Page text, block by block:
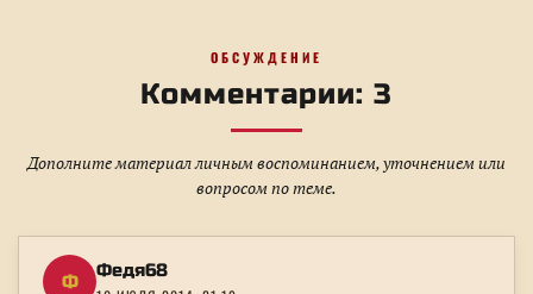
ОБСУЖДЕНИЕ
Комментарии: 3
Дополните материал личным воспоминанием, уточнением или
вопросом по теме.
Ф Федя68